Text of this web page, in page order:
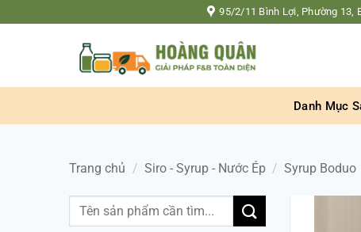
qua
95/2/11 Bình Lợi, Phường 13,
Danh Mục
Trang chủ / Siro - Syrup - Nước Ép / Syrup Boduo
Tìm